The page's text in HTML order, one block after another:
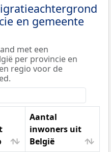
en gemeente
met een
per provincie en
regio voor de
Aantal
inwoners uit
België